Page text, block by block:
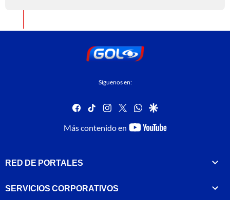
Síguenos en:
facebook
tiktok instagram
twitterwhatsapp
google
Más contenido en
youtube-
RED DE PORTALES
SERVICIOS CORPORATIVOS